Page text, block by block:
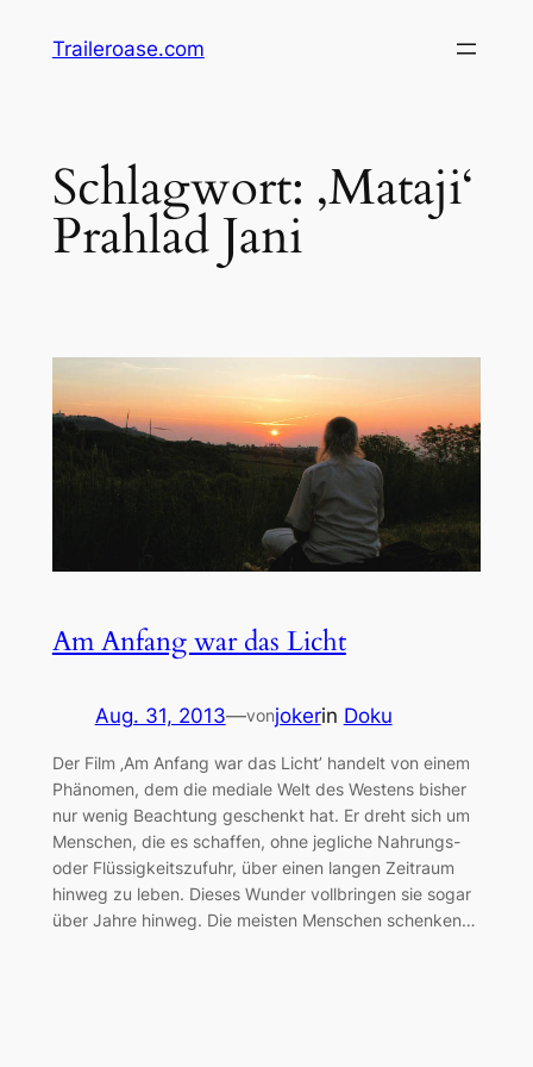
InhaltTraileroase.com
Schlagwort: ‚Mataji‘
Prahlad Jani
Am Anfang war das Licht
Aug. 31, 2013—vonjokerin Doku
Der Film ‚Am Anfang war das Licht’ handelt von einem
Phänomen, dem die mediale Welt des Westens bisher
nur wenig Beachtung geschenkt hat. Er dreht sich um
Menschen, die es schaffen, ohne jegliche Nahrungs-
oder Flüssigkeitszufuhr, über einen langen Zeitraum
hinweg zu leben. Dieses Wunder vollbringen sie sogar
über Jahre hinweg. Die meisten Menschen schenken…